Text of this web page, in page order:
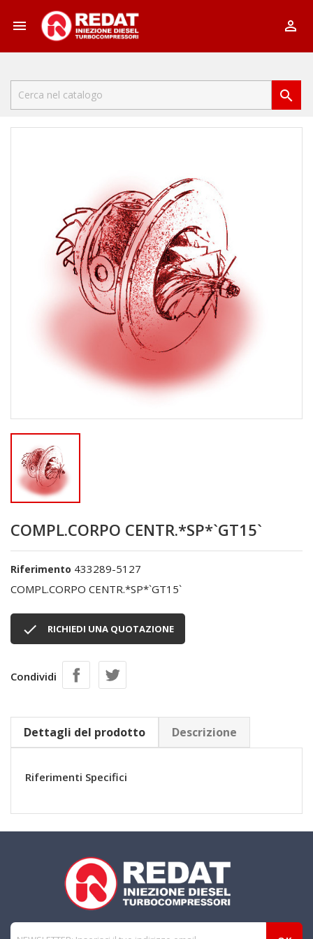
 

COMPL.CORPO CENTR.*SP*`GT15`
Riferimento 433289-5127
COMPL.CORPO CENTR.*SP*`GT15`
 RICHIEDI UNA QUOTAZIONE
Condividi
Dettagli del prodotto Descrizione
Riferimenti Specifici